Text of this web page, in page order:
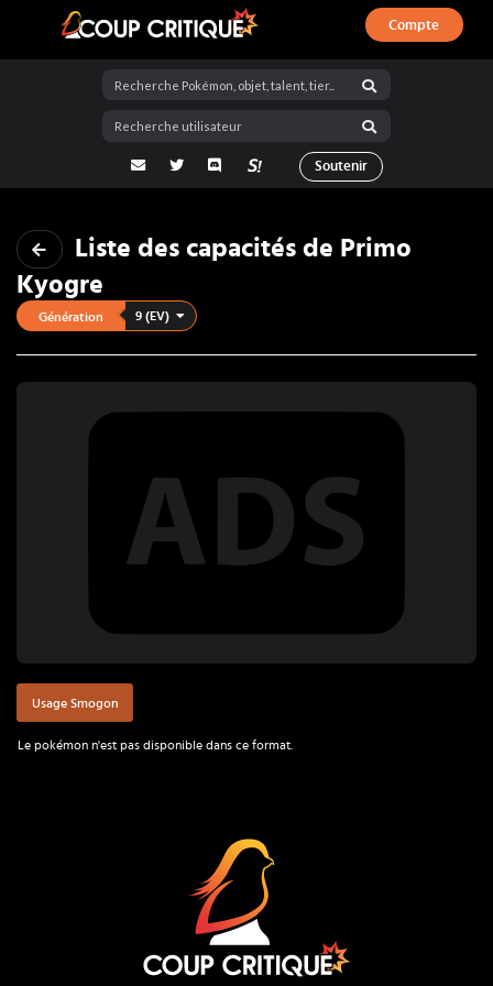
Coup Critique
Compte
adresse email
Twitter Discord La Salty Room sur Pokémon
Soutenir
Liste des capacités de Primo
Kyogre
Génération 9 (EV)
Usage Smogon
Le pokémon n'est pas disponible dans ce format.